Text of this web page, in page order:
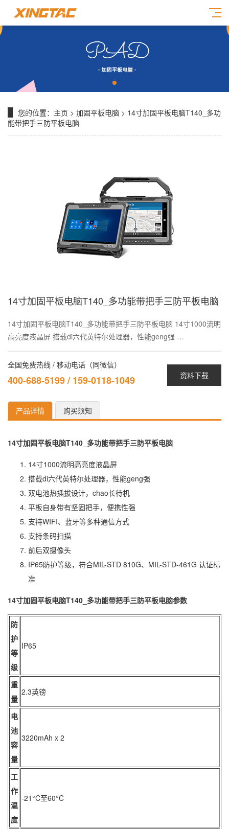
您的位置： 主页 > 加固平板电脑 > 14寸加固平板电脑T140_多功
能带把手三防平板电脑
14寸加固平板电脑T140_多功能带把手三防平板电脑
14寸加固平板电脑T140_多功能带把手三防平板电脑 14寸1000流明
高亮度液晶屏 搭载di六代英特尔处理器，性能geng强 …
资料下载
全国免费热线 / 移动电话（同微信）
400-688-5199 / 159-0118-1049
产品详情 购买须知
14寸加固平板电脑T140_多功能带把手三防平板电脑
14寸1000流明高亮度液晶屏
搭载di六代英特尔处理器，性能geng强
双电池热插拔设计，chao长待机
平板自身带有坚固把手，便携性强
支持WIFI、蓝牙等多种通信方式
支持条码扫描
前后双摄像头
IP65防护等级，符合MIL-STD 810G、MIL-STD-461G 认证标
准
14寸加固平板电脑T140_多功能带把手三防平板电脑参数
防
护
等
级
IP65
重
量
2.3英镑
电
池
容
量
3220mAh x 2
工
作
温
度
-21°C至60°C